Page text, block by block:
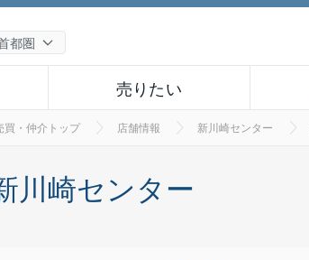
売りたい
買・仲介トップ 店舗情報 新川崎センター
川崎センター